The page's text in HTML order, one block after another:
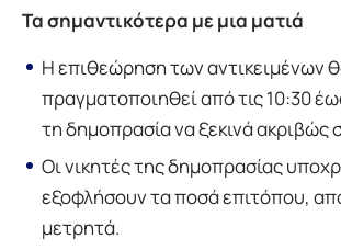
Τα σημαντικότερα με μια ματιά
Η επιθεώρηση των αντικειμένων
πραγματοποιηθεί από τις 10:30
τη δημοπρασία να ξεκινά ακριβώς
Οι νικητές της δημοπρασίας
εξοφλήσουν τα ποσά επιτόπου,
μετρητά.